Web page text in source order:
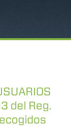
del Reg.